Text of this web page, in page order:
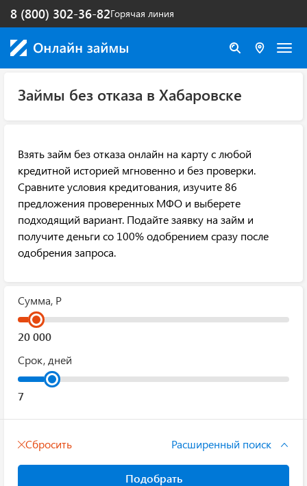
Горячая линия
8 (800) 302-36-82
Займы без отказа в Хабаровске
Взять займ без отказа онлайн на карту с любой
кредитной историей мгновенно и без проверки.
Сравните условия кредитования, изучите 86
предложения проверенных МФО и выберете
подходящий вариант. Подайте заявку на займ и
получите деньги со 100% одобрением сразу после
одобрения запроса.
Сумма, Р
Срок, дней
Сбросить Расширенный поиск
Подобрать